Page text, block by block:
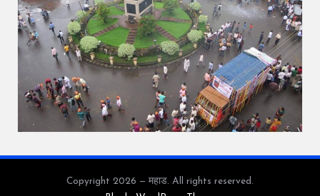
Copyright 2026 — महाड. All rights reserved.